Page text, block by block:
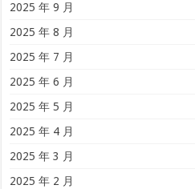
2025 年 9 月
2025 年 8 月
2025 年 7 月
2025 年 6 月
2025 年 5 月
2025 年 4 月
2025 年 3 月
2025 年 2 月